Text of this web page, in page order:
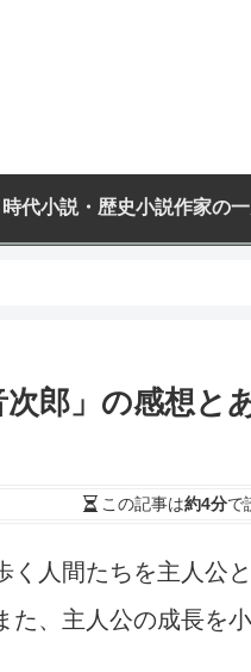
時代小説・歴史小説作家の
郎」の感想と
この記事は約4分で
く人間たちを主人公
た、主人公の成長を